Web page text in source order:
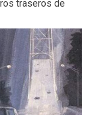
traseros de